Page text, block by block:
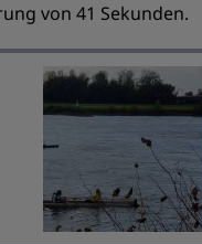
von 41 Sekunden.